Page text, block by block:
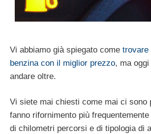
Vi abbiamo già spiegato come trovare
benzina con il miglior prezzo, ma
andare oltre.
Vi siete mai chiesti come mai ci sono
fanno rifornimento più
di chilometri percorsi e di tipologia di